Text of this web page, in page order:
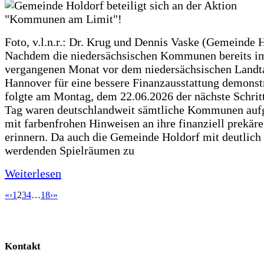
Foto, v.l.n.r.: Dr. Krug und Dennis Vaske (Gemeinde
Nachdem die niedersächsischen Kommunen bereits
vergangenen Monat vor dem niedersächsischen
Hannover für eine bessere Finanzausstattung
folgte am Montag, dem 22.06.2026 der nächste
Tag waren deutschlandweit sämtliche Kommunen
mit farbenfrohen Hinweisen an ihre finanziell
erinnern. Da auch die Gemeinde Holdorf mit deutlich
werdenden Spielräumen zu
Weiterlesen
«‹1 234…18›»
Kontakt